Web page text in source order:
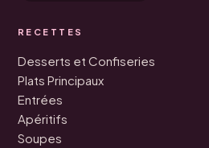
RECETTES
Desserts et Confiseries
Plats Principaux
Entrées
Apéritifs
Soupes